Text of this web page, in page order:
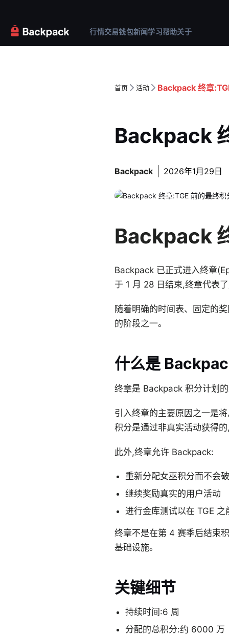
行情交易钱包新闻学习帮助关于
首页 活动 Backpack 终章
Backpack
Backpack 2026年1月29日
Backpack
Backpack 已正式进入终章
于 1 月 28 日结束,终章代表
随着明确的时间表、固定的
的阶段之一。
什么是
终章是 Backpack 积分计划
引入终章的主要原因之一是
积分是通过非真实活动获得
此外,终章允许 Backpack:
重新分配女巫积分而不会
继续奖励真实的用户活动
进行金库测试以在 TGE
终章不是在第 4 赛季后结束
基础设施。
关键细节
持续时间:6 周
分配的总积分:约 6000 万